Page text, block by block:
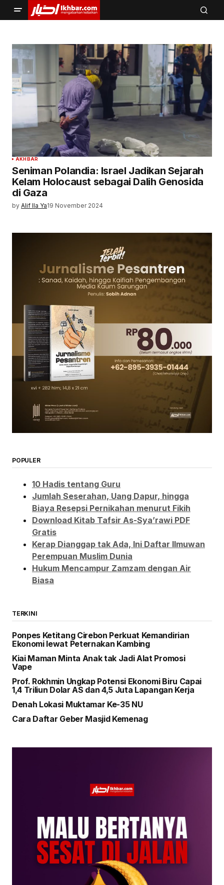
AKHBAR
Seniman Polandia: Israel Jadikan Sejarah
Kelam Holocaust sebagai Dalih Genosida
di Gaza
by Alif Ila Ya19 November 2024
POPULER
10 Hadis tentang Guru
Jumlah Seserahan, Uang Dapur, hingga
Biaya Resepsi Pernikahan menurut Fikih
Download Kitab Tafsir As-Sya’rawi PDF
Gratis
Kerap Dianggap tak Ada, Ini Daftar Ilmuwan
Perempuan Muslim Dunia
Hukum Mencampur Zamzam dengan Air
Biasa
TERKINI
Ponpes Ketitang Cirebon Perkuat Kemandirian
Ekonomi lewat Peternakan Kambing
Kiai Maman Minta Anak tak Jadi Alat Promosi
Vape
Prof. Rokhmin Ungkap Potensi Ekonomi Biru Capai
1,4 Triliun Dolar AS dan 4,5 Juta Lapangan Kerja
Denah Lokasi Muktamar Ke-35 NU
Cara Daftar Geber Masjid Kemenag